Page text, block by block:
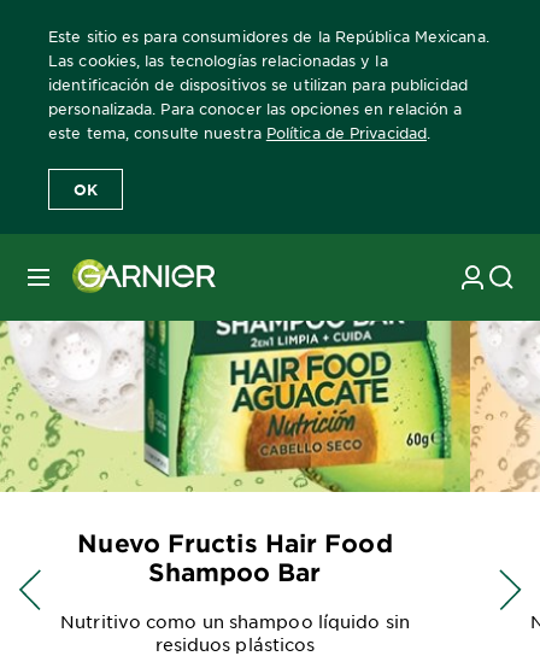
Este sitio es para consumidores de la República Mexicana.
Las cookies, las tecnologías relacionadas y la
identificación de dispositivos se utilizan para publicidad
personalizada. Para conocer las opciones en relación a
este tema, consulte nuestra Política de Privacidad
OK
MENÚ
Nuevo Fructis Hair Food
Shampoo Bar
Nutritivo como un shampoo líquido sin
residuos plásticos